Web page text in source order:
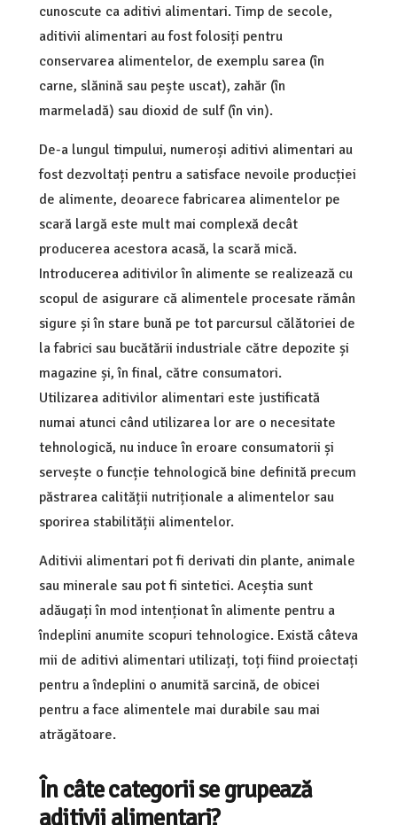
cunoscute ca aditivi alimentari. Timp de secole,
aditivii alimentari au fost folosiți pentru
conservarea alimentelor, de exemplu sarea (în
carne, slănină sau pește uscat), zahăr (în
marmeladă) sau dioxid de sulf (în vin).
De-a lungul timpului, numeroși aditivi alimentari au
fost dezvoltați pentru a satisface nevoile producției
de alimente, deoarece fabricarea alimentelor pe
scară largă este mult mai complexă decât
producerea acestora acasă, la scară mică.
Introducerea aditivilor în alimente se realizează cu
scopul de asigurare că alimentele procesate rămân
sigure și în stare bună pe tot parcursul călătoriei de
la fabrici sau bucătării industriale către depozite și
magazine și, în final, către consumatori.
Utilizarea aditivilor alimentari este justificată
numai atunci când utilizarea lor are o necesitate
tehnologică, nu induce în eroare consumatorii și
servește o funcție tehnologică bine definită precum
păstrarea calității nutriționale a alimentelor sau
sporirea stabilității alimentelor.
Aditivii alimentari pot fi derivati din plante, animale
sau minerale sau pot fi sintetici. Aceștia sunt
adăugați în mod intenționat în alimente pentru a
îndeplini anumite scopuri tehnologice. Există câteva
mii de aditivi alimentari utilizați, toți fiind proiectați
pentru a îndeplini o anumită sarcină, de obicei
pentru a face alimentele mai durabile sau mai
atrăgătoare.
În câte categorii se grupează
aditivii alimentari?